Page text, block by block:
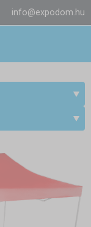
info@expodom.hu